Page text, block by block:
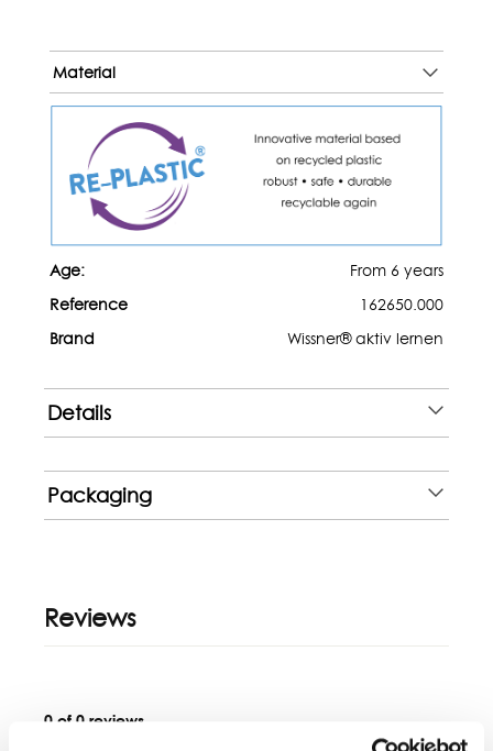
Material
Age:
From 6 years
Reference
162650.000
Brand
Wissner® aktiv lernen
Details
Packaging
Reviews
0 of 0 reviews